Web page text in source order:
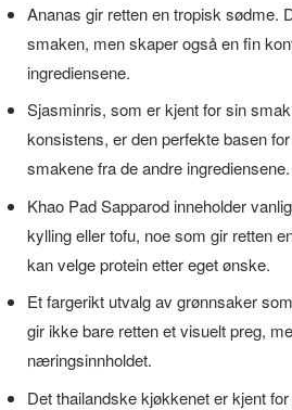
Ananas gir retten en tropisk sødme.
smaken, men skaper også en fin
ingrediensene.
Sjasminris, som er kjent for sin
konsistens, er den perfekte basen
smakene fra de andre ingrediensene.
Khao Pad Sapparod inneholder
kylling eller tofu, noe som gir retten
kan velge protein etter eget ønske.
Et fargerikt utvalg av grønnsaker
gir ikke bare retten et visuelt preg,
næringsinnholdet.
Det thailandske kjøkkenet er kjent